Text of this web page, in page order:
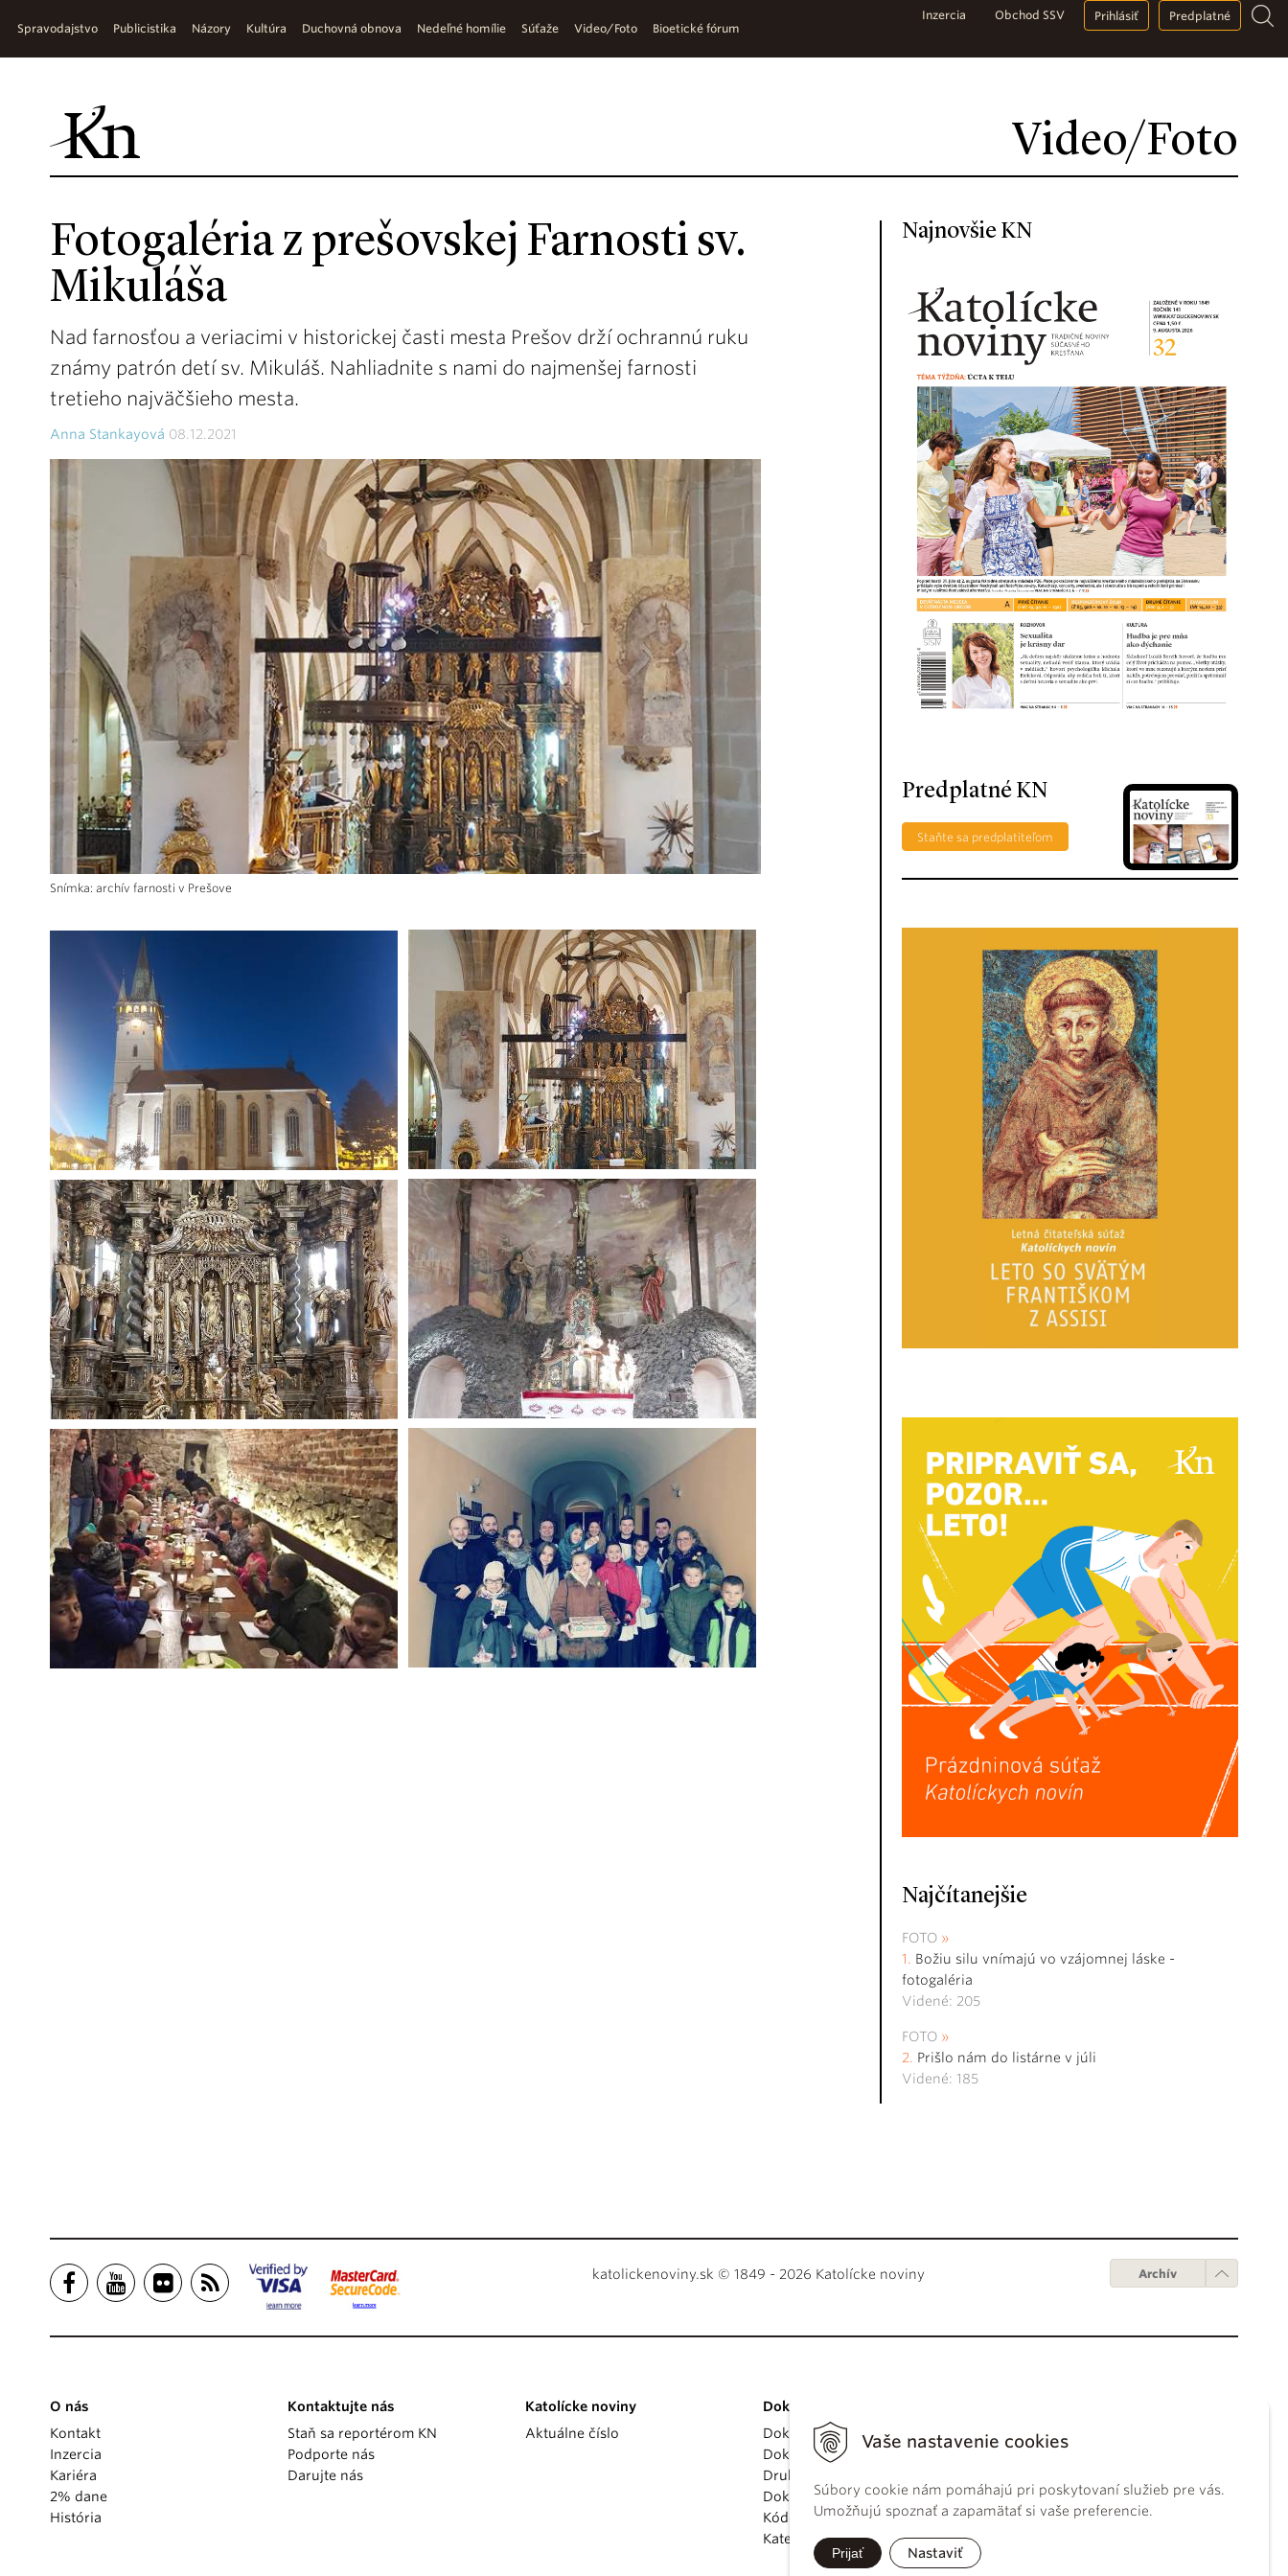
Vaše nastavenie cookies
Súbory cookie nám pomáhajú pri poskytovaní služieb pre vás.
Umožňujú spoznať a zapamätať si vaše preferencie.
Prijať Nastaviť
Video/Foto
Spravodajstvo Publicistika Názory Kultúra Duchovná obnova Nedeľné homílie Súťaže Video/Foto Bioetické fórum
Inzercia Obchod SSV Prihlásiť Predplatné
Fotogaléria z prešovskej Farnosti sv.
Mikuláša
Nad farnosťou a veriacimi v historickej časti mesta Prešov drží ochrannú ruku
známy patrón detí sv. Mikuláš. Nahliadnite s nami do najmenšej farnosti
tretieho najväčšieho mesta.
Anna Stankayová 08.12.2021
Snímka: archív farnosti v Prešove
Najnovšie KN
Predplatné KN
Staňte sa predplatiteľom
Najčítanejšie
FOTO
Božiu silu vnímajú vo vzájomnej láske -
fotogaléria
Videné: 205
FOTO
Prišlo nám do listárne v júli
Videné: 185
katolickenoviny.sk © 1849 - 2026 Katolícke noviny Archív
O nás
Kontakt
Inzercia
Kariéra
2% dane
História
Kontaktujte nás
Staň sa reportérom KN
Podporte nás
Darujte nás
Katolícke noviny
Aktuálne číslo
Dokumenty
Dokumenty pápežov
Dokumenty vatikánskych úradov
Druhý vatikánsky koncil
Dokumenty KBS
Kódex kánonického práva
Katechizmus Katolíckej cirkvi
Digitálne vydanie
Používanie cookies